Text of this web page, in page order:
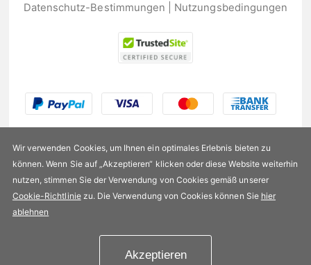
US$7,99
In den Einkaufswagen
Datenschutz-Bestimmungen
Nutzungsbedingungen
Wir verwenden Cookies, um Ihnen ein optimales Erlebnis bieten zu
können. Wenn Sie auf „Akzeptieren“ klicken oder diese Website weiterhin
nutzen, stimmen Sie der Verwendung von Cookies gemäß unserer
Cookie-Richtliniezu. Die Verwendung von Cookies können Sie hier
ablehnen
Akzeptieren